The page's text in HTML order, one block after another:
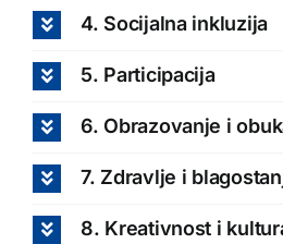
4. Socijalna inkluzija
5. Participacija
6. Obrazovanje i
7. Zdravlje i
8. Kreativnost i